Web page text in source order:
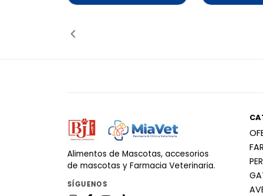
Alimentos de Mascotas, accesorios
de mascotas y Farmacia Veterinaria.
SÍGUENOS